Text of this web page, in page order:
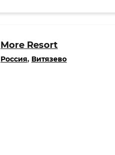
More Resort
Россия, Витязево